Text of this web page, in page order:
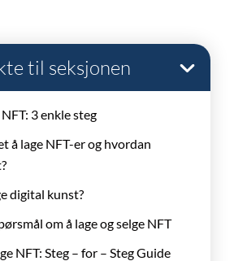
til seksjonen
3 enkle steg
å lage NFT-er og hvordan
digital kunst?
om å lage og selge NFT
NFT: Steg – for – Steg Guide